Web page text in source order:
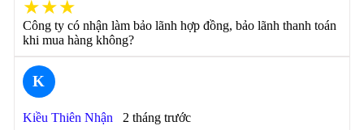
★★★
Công ty có nhận làm bảo lãnh hợp đồng, bảo lãnh thanh toán
khi mua hàng không?
K
Kiều Thiên Nhận 2 tháng trước